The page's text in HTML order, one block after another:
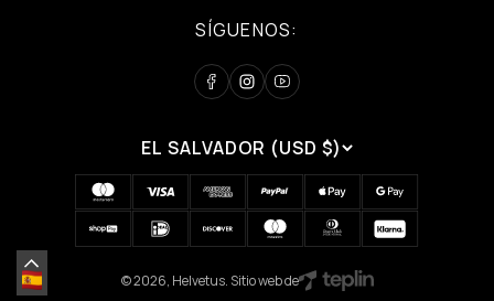
SÍGUENOS:
EL SALVADOR (USD $)
© 2026, Helvetus. Sitio web de